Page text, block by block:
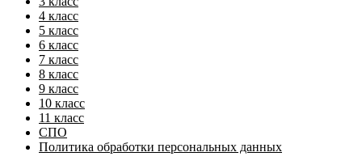
4 класс
5 класс
6 класс
7 класс
8 класс
9 класс
10 класс
11 класс
СПО
Политика обработки персональных данных